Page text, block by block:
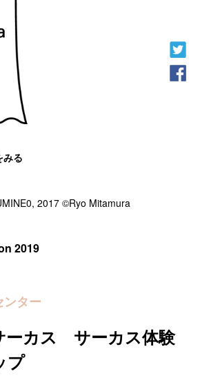
みる
2017 ©Ryo Mitamura
2019
ター
ーカス サーカス体験
プ